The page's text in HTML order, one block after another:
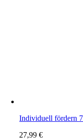
Individuell fördern
27,99€